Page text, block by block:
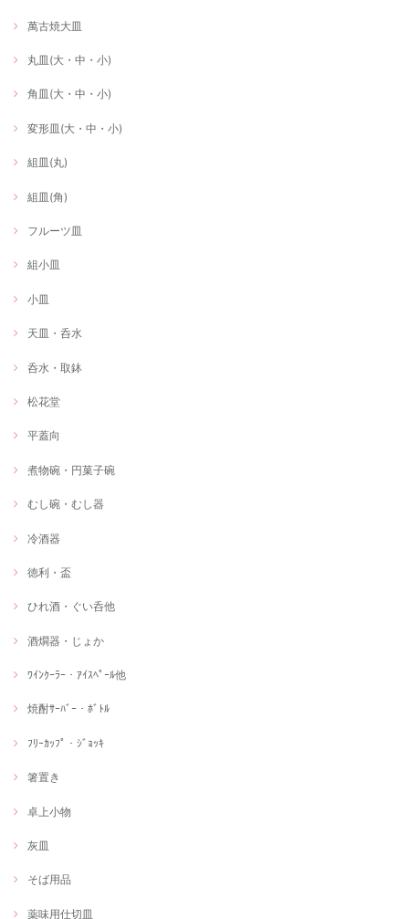
萬古焼大皿
丸皿(大・中・小)
角皿(大・中・小)
変形皿(大・中・小)
組皿(丸)
組皿(角)
フルーツ皿
組小皿
小皿
天皿・呑水
呑水・取鉢
松花堂
平蓋向
煮物碗・円菓子碗
むし碗・むし器
冷酒器
徳利・盃
ひれ酒・ぐい呑他
酒燗器・じょか
ﾜｲﾝｸｰﾗｰ・ｱｲｽﾍﾟｰﾙ他
焼酎ｻｰﾊﾞｰ・ﾎﾞﾄﾙ
ﾌﾘｰｶｯﾌﾟ・ｼﾞｮｯｷ
箸置き
卓上小物
灰皿
そば用品
薬味用仕切皿